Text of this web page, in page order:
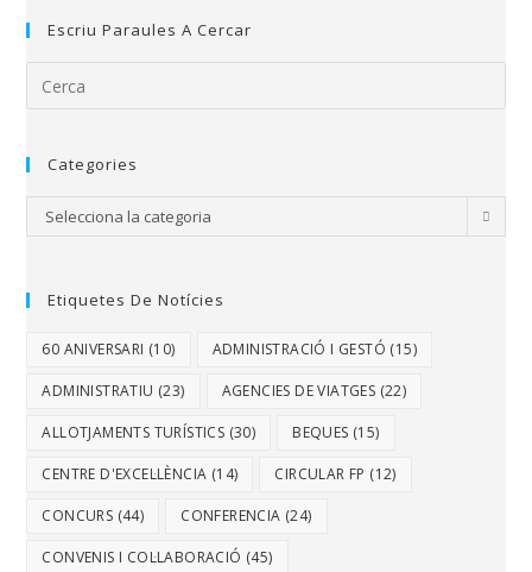
Escriu Paraules A Cercar
Categories
Selecciona la categoria
Etiquetes De Notícies
60 ANIVERSARI (10) ADMINISTRACIÓ I GESTÓ (15)
ADMINISTRATIU (23) AGENCIES DE VIATGES (22)
ALLOTJAMENTS TURÍSTICS (30) BEQUES (15)
CENTRE D'EXCEL·LÈNCIA (14) CIRCULAR FP (12)
CONCURS (44) CONFERENCIA (24)
CONVENIS I COL·LABORACIÓ (45)